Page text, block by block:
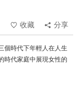
收藏
分享
個時代下年輕人在人生
時代家庭中展現女性的